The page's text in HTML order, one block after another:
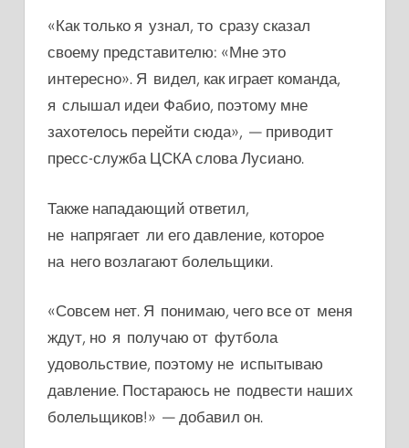
«Как только я узнал, то сразу сказал
своему представителю: «Мне это
интересно». Я видел, как играет команда,
я слышал идеи Фабио, поэтому мне
захотелось перейти сюда», — приводит
пресс-служба ЦСКА слова Лусиано.
Также нападающий ответил,
не напрягает ли его давление, которое
на него возлагают болельщики.
«Совсем нет. Я понимаю, чего все от меня
ждут, но я получаю от футбола
удовольствие, поэтому не испытываю
давление. Постараюсь не подвести наших
болельщиков!» — добавил он.